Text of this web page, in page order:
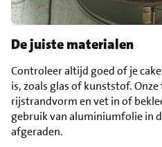
De juiste materialen
Controleer altijd goed of je
is, zoals glas of kunststof.
rijstrandvorm en vet in of
gebruik van aluminiumfolie in
afgeraden.